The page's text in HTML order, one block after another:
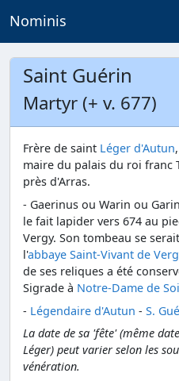
Nominis
Saint Guérin
Martyr (+ v. 677)
Frère de saint Léger d'Autun
maire du palais du roi
près d'Arras.
- Gaerinus ou Warin ou
le fait lapider vers 674 au
Vergy. Son tombeau se
l'abbaye Saint-Vivant de
de ses reliques a été
Sigrade à Notre-Dame de
- Légendaire d'Autun - S.
La date de sa 'fête' (même
Léger) peut varier selon les
vénération.